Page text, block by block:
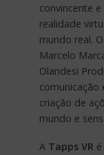
convincente
realidade
mundo real.
Marcelo
Olandesi
comunicação
criação de
mundo e
A Tapps VR